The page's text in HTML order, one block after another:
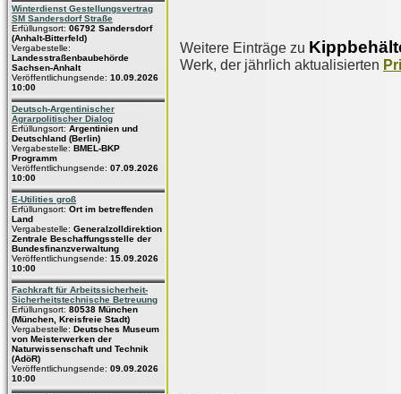
Winterdienst Gestellungsvertrag
SM Sandersdorf Straße
Erfüllungsort: 06792 Sandersdorf
(Anhalt-Bitterfeld)
Vergabestelle:
Landesstraßenbaubehörde
Sachsen-Anhalt
Veröffentlichungsende: 10.09.2026
10:00
Deutsch-Argentinischer
Agrarpolitischer Dialog
Erfüllungsort: Argentinien und
Deutschland (Berlin)
Vergabestelle: BMEL-BKP
Programm
Veröffentlichungsende: 07.09.2026
10:00
E-Utilities groß
Erfüllungsort: Ort im betreffenden
Land
Vergabestelle: Generalzolldirektion
Zentrale Beschaffungsstelle der
Bundesfinanzverwaltung
Veröffentlichungsende: 15.09.2026
10:00
Fachkraft für Arbeitssicherheit-
Sicherheitstechnische Betreuung
Erfüllungsort: 80538 München
(München, Kreisfreie Stadt)
Vergabestelle: Deutsches Museum
von Meisterwerken der
Naturwissenschaft und Technik
(AdöR)
Veröffentlichungsende: 09.09.2026
10:00
Weitere Einträge zu
Werk, der jährlich aktualisierten